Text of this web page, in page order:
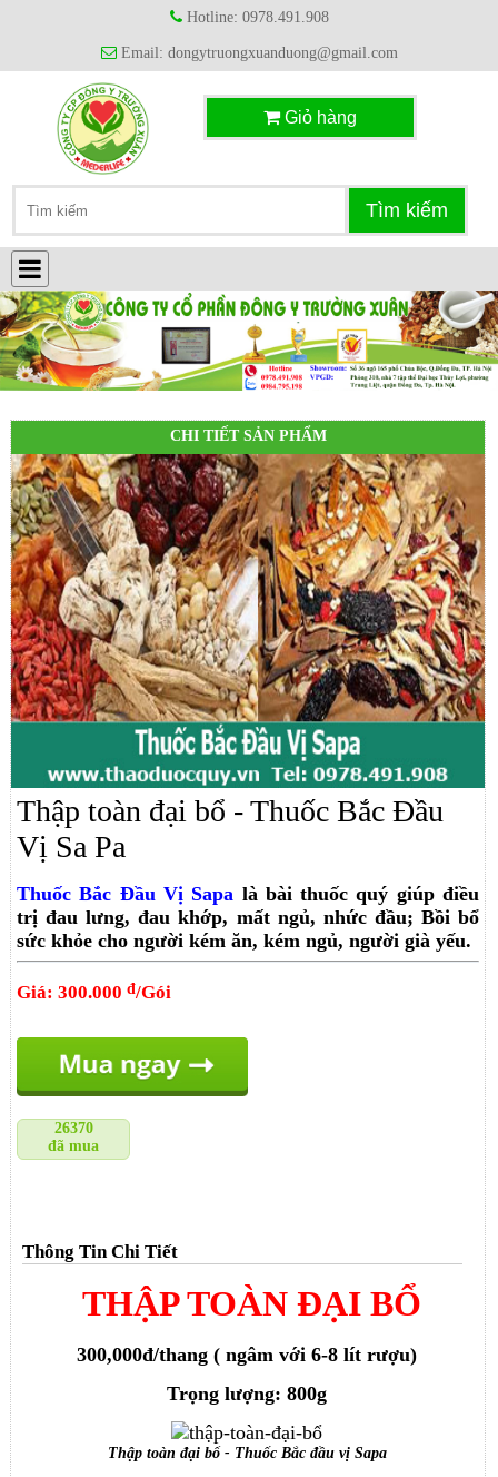
Hotline: 0978.491.908
Email: dongytruongxuanduong@gmail.com
Giỏ hàng
CHI TIẾT SẢN PHẨM
Thập toàn đại bổ - Thuốc Bắc Đầu
Vị Sa Pa
Thuốc Bắc Đầu Vị Sapa là bài thuốc quý giúp điều
trị đau lưng, đau khớp, mất ngủ, nhức đầu; Bồi bổ
sức khỏe cho người kém ăn, kém ngủ, người già yếu.
Giá: 300.000đ/Gói
26370
đã mua
Thông Tin Chi Tiết
THẬP TOÀN ĐẠI BỔ
300,000đ/thang ( ngâm với 6-8 lít rượu)
Trọng lượng: 800g
Thập toàn đại bổ - Thuốc Bắc đầu vị Sapa